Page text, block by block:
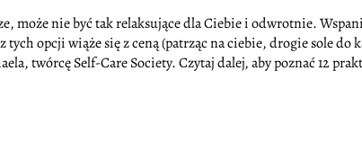
może nie być tak relaksujące dla Ciebie i odwrotnie.
opcji wiąże się z ceną (patrząc na ciebie, drogie sole
twórcę Self-Care Society. Czytaj dalej, aby poznać 12